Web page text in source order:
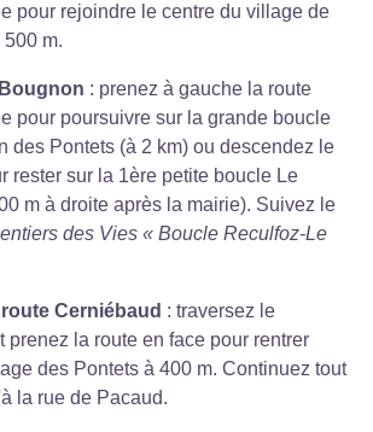
pour rejoindre le centre du village de
m.
: prenez à gauche la route
pour poursuivre sur la grande boucle
des Pontets (à 2 km) ou descendez le
rester sur la 1ère petite boucle Le
m à droite après la mairie). Suivez le
des Vies « Boucle Reculfoz-Le
Cerniébaud : traversez le
prenez la route en face pour rentrer
des Pontets à 400 m. Continuez tout
la rue de Pacaud.